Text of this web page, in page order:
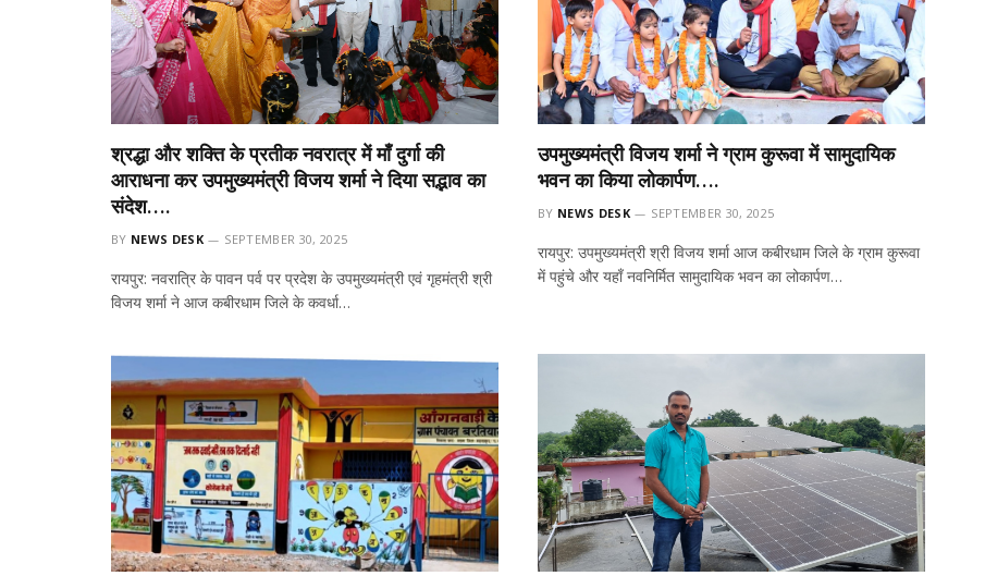
श्रद्धा और शक्ति के प्रतीक नवरात्र में माँ दुर्गा की
आराधना कर उपमुख्यमंत्री विजय शर्मा ने दिया सद्भाव का
संदेश….
BY NEWS DESK SEPTEMBER 30, 2025
रायपुर: नवरात्रि के पावन पर्व पर प्रदेश के उपमुख्यमंत्री एवं गृहमंत्री श्री
विजय शर्मा ने आज कबीरधाम जिले के कवर्धा…
उपमुख्यमंत्री विजय शर्मा ने ग्राम कुरूवा में सामुदायिक
भवन का किया लोकार्पण….
BY NEWS DESK SEPTEMBER 30, 2025
रायपुर: उपमुख्यमंत्री श्री विजय शर्मा आज कबीरधाम जिले के ग्राम कुरूवा
में पहुंचे और यहाँ नवनिर्मित सामुदायिक भवन का लोकार्पण…